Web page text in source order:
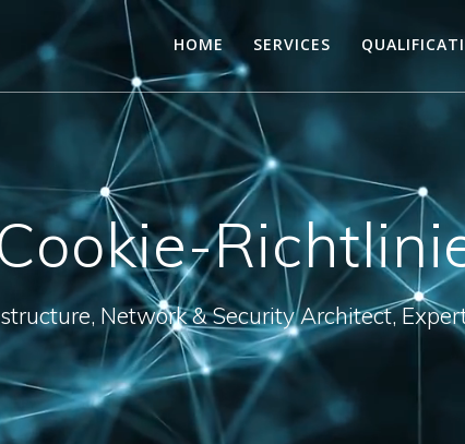
HOME SERVICES
Network & Security Architect,